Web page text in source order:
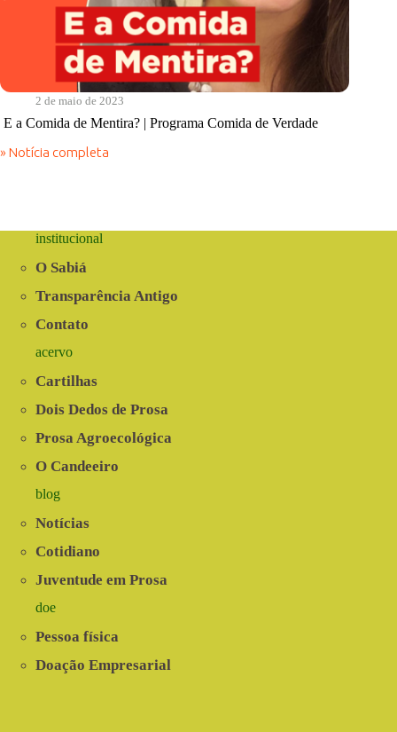
2 de maio de 2023
E a Comida de Mentira? | Programa Comida de Verdade
» Notícia completa
E
|
Comida
Verdade
institucional
O Sabiá
Transparência Antigo
Contato
acervo
Cartilhas
Dois Dedos de Prosa
Prosa Agroecológica
O Candeeiro
blog
Notícias
Cotidiano
Juventude em Prosa
doe
Pessoa física
Doação Empresarial